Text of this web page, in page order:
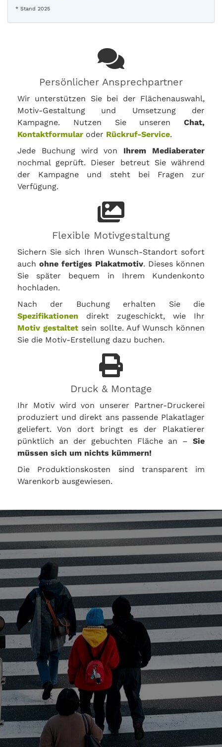
* Stand 2025
Persönlicher Ansprechpartner
Wir unterstützen Sie bei der Flächenauswahl,
Motiv-Gestaltung und Umsetzung der
Kampagne. Nutzen Sie unseren Chat,
Kontaktformular oder Rückruf-Service.
Jede Buchung wird von Ihrem Mediaberater
nochmal geprüft. Dieser betreut Sie während
der Kampagne und steht bei Fragen zur
Verfügung.
Flexible Motivgestaltung
Sichern Sie sich Ihren Wunsch-Standort sofort
auch ohne fertiges Plakatmotiv. Dieses können
Sie später bequem in Ihrem Kundenkonto
hochladen.
Nach der Buchung erhalten Sie die
Spezifikationen direkt zugeschickt, wie Ihr
Motiv gestaltet sein sollte. Auf Wunsch können
Sie die Motiv-Erstellung dazu buchen.
Druck & Montage
Ihr Motiv wird von unserer Partner-Druckerei
produziert und direkt ans passende Plakatlager
geliefert. Von dort bringt es der Plakatierer
pünktlich an der gebuchten Fläche an – Sie
müssen sich um nichts kümmern!
Die Produktionskosten sind transparent im
Warenkorb ausgewiesen.